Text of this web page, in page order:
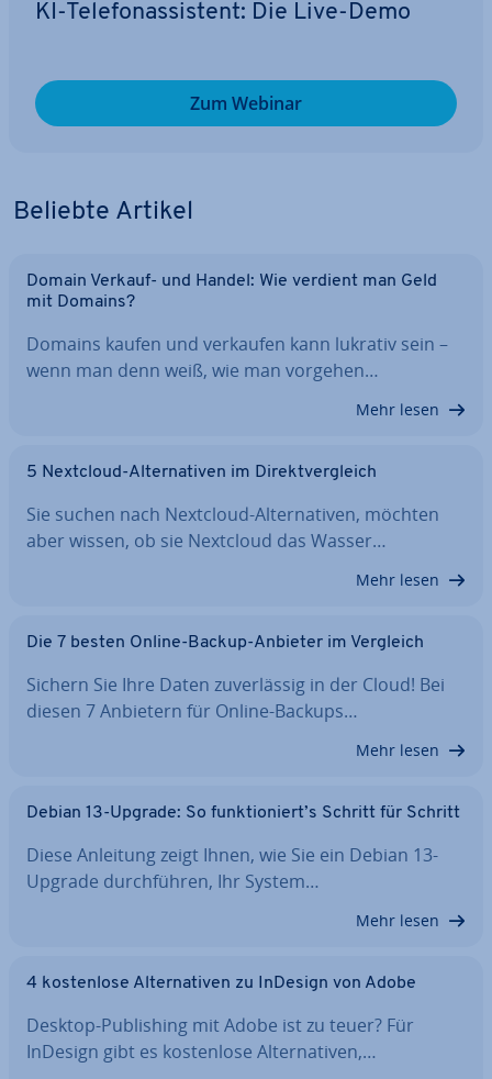
KI-Te­le­fon­as­sis­tent: Die Live-Demo
Zum Webinar
Beliebte Artikel
Domain Verkauf- und Handel: Wie verdient man Geld
mit Domains?
Domains kaufen und verkaufen kann lukrativ sein –
wenn man denn weiß, wie man vorgehen…
Mehr lesen
5 Nextcloud-Al­ter­na­ti­ven im Di­rekt­ver­gleich
Sie suchen nach Nextcloud-Al­ter­na­ti­ven, möchten
aber wissen, ob sie Nextcloud das Wasser…
Mehr lesen
Die 7 besten Online-Backup-Anbieter im Vergleich
Sichern Sie Ihre Daten zu­ver­läs­sig in der Cloud! Bei
diesen 7 Anbietern für Online-Backups…
Mehr lesen
Debian 13-Upgrade: So funk­tio­niert’s Schritt für Schritt
Diese Anleitung zeigt Ihnen, wie Sie ein Debian 13-
Upgrade durch­füh­ren, Ihr System…
Mehr lesen
4 kos­ten­lo­se Al­ter­na­ti­ven zu InDesign von Adobe
Desktop-Pu­bli­shing mit Adobe ist zu teuer? Für
InDesign gibt es kos­ten­lo­se Al­ter­na­ti­ven,…